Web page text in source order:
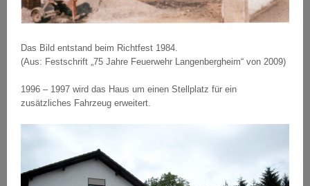
Das Bild entstand beim Richtfest 1984.
(Aus: Festschrift „75 Jahre Feuerwehr Langenbergheim“ von 2009)
1996 – 1997 wird das Haus um einen Stellplatz für ein
zusätzliches Fahrzeug erweitert.